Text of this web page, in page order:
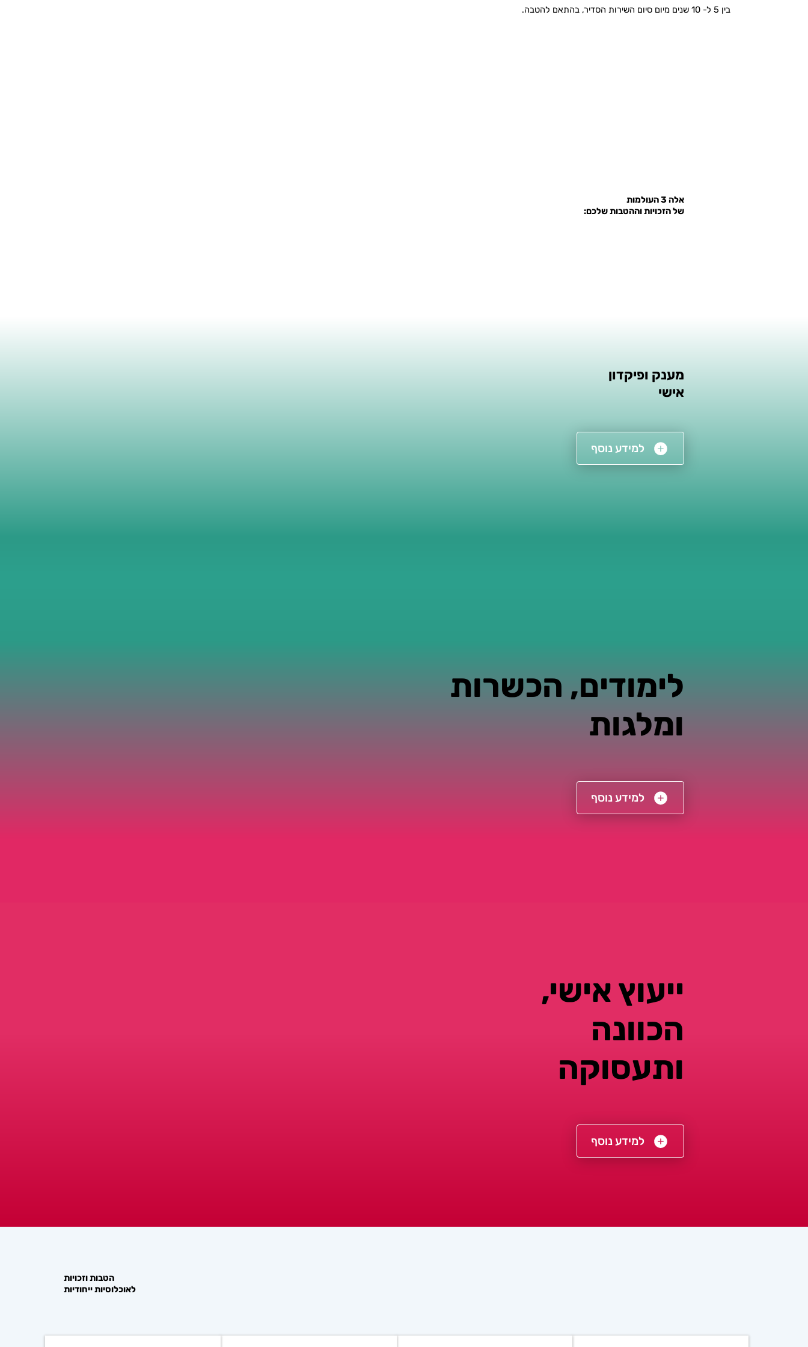
בין 5 ל- 10 שנים מיום סיום השירות הסדיר, בהתאם להטבה.
אלה 3 העולמות
של הזכויות וההטבות שלכם:
ייעוץ אישי,
הכוונה
ותעסוקה
למידע נוסף
הטבות וזכויות
לאוכלוסיות ייחודיות
לימודים, הכשרות
ומלגות
למידע נוסף
מענק ופיקדון
אישי
למידע נוסף